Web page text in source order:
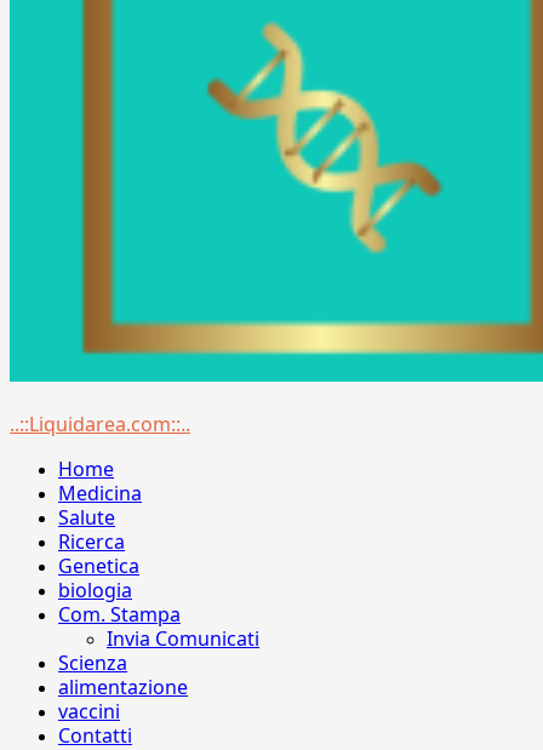
Menu
..::Liquidarea.com::..
Home
Medicina
Salute
Ricerca
Genetica
biologia
Com. Stampa
Invia Comunicati
Scienza
alimentazione
vaccini
Contatti